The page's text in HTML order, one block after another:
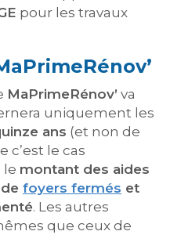
pour les travaux
MaPrimeRénov’ va
uniquement les
ans (et non de
c’est le cas
le montant des aides
foyers fermés et
. Les autres
que ceux de